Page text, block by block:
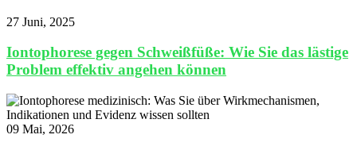
27 Juni, 2025
Iontophorese gegen Schweißfüße: Wie Sie das lästige
Problem effektiv angehen können
09 Mai, 2026